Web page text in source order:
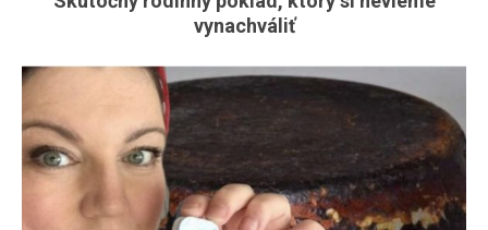
vynachváliť